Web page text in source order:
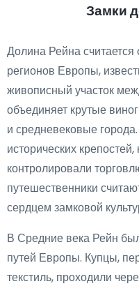
Замки
Долина Рейна
регионов Европы,
живописный участок
объединяет крутые
и средневековые
исторических
контролировали
путешественники
сердцем замковой
В Средние века Рейн
путей Европы. Купцы,
текстиль, проходили